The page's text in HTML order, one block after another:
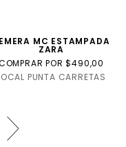
MC ESTAMPADA
ZARA
POR $490,00
PUNTA CARRETAS